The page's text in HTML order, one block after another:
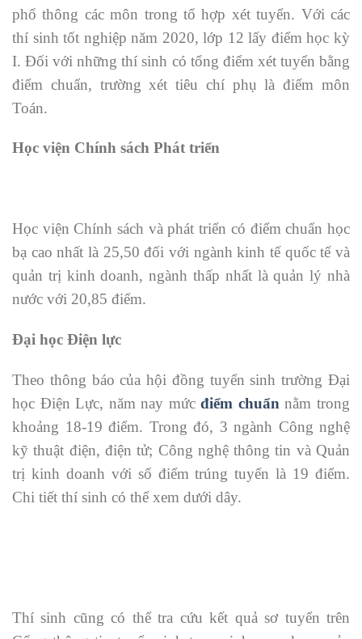
phổ thông các môn trong tổ hợp xét tuyển. Với các
thí sinh tốt nghiệp năm 2020, lớp 12 lấy điểm học kỳ
I. Đối với những thí sinh có tổng điểm xét tuyển bằng
điểm chuẩn, trường xét tiêu chí phụ là điểm môn
Toán.
Học viện Chính sách Phát triển
Học viện Chính sách và phát triển có điểm chuẩn học
bạ cao nhất là 25,50 đối với ngành kinh tế quốc tế và
quản trị kinh doanh, ngành thấp nhất là quản lý nhà
nước với 20,85 điểm.
Đại học Điện lực
Theo thông báo của hội đồng tuyển sinh trường Đại
học Điện Lực, năm nay mứcđiểm chuẩn nằm trong
khoảng 18-19 điểm. Trong đó, 3 ngành Công nghệ
kỹ thuật điện, điện tử; Công nghệ thông tin và Quản
trị kinh doanh với số điểm trúng tuyển là 19 điểm.
Chi tiết thí sinh có thể xem dưới dây.
Thí sinh cũng có thể tra cứu kết quả sơ tuyển trên